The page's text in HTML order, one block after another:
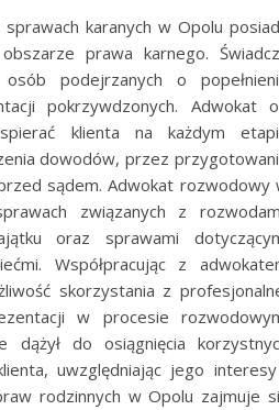
karanych w Opolu
prawa karnego.
podejrzanych o
pokrzywdzonych. Adwokat
klienta na każdym
dowodów, przez
sądem. Adwokat rozwodowy
związanych z
oraz sprawami
Współpracując z
skorzystania z
w procesie
dążył do osiągnięcia
uwzględniając jego
rodzinnych w Opolu zajmuje